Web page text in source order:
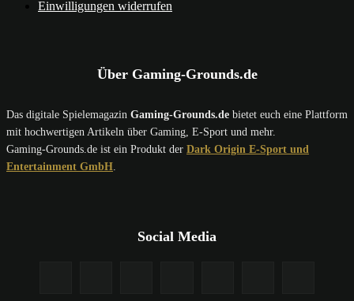
Einwilligungen widerrufen
Über Gaming-Grounds.de
Das digitale Spielemagazin Gaming-Grounds.de bietet euch eine Plattform
mit hochwertigen Artikeln über Gaming, E-Sport und mehr.
Gaming-Grounds.de ist ein Produkt der Dark Origin E-Sport und
Entertainment GmbH
Social Media